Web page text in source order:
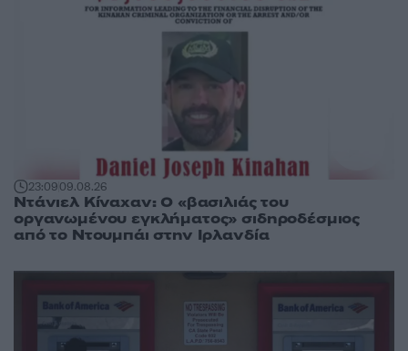
23:0909.08.26
Ντάνιελ Κίναχαν: Ο «βασιλιάς του
οργανωμένου εγκλήματος» σιδηροδέσμιος
από το Ντουμπάι στην Ιρλανδία